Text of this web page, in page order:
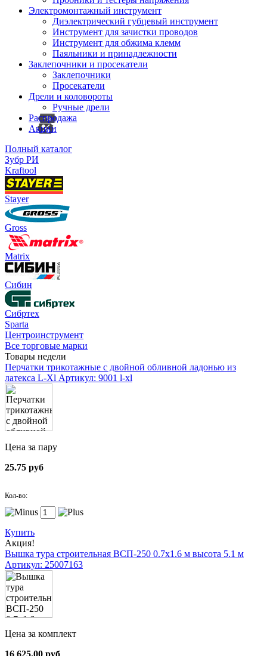
Электромонтажный инструмент
Диэлектрический губцевый инструмент
Инструмент для зачистки проводов
Инструмент для обжима клемм
Паяльники и принадлежности
Заклепочники и просекатели
Заклепочники
Просекатели
Дрели и коловороты
Ручные дрели
Распродажа
Акции
Полный каталог
Зубр РИ
Kraftool
Stayer
Gross
Matrix
Сибин
Сибртех
Sparta
Центроинструмент
Все торговые марки
Товары недели
Перчатки трикотажные с двойной обливной ладонью из
латекса L-Xl Артикул: 9001 l-xl
Цена за пару
25.75 руб
Кол-во:
Купить
Акция!
Вышка тура строительная ВСП-250 0.7х1.6 м высота 5.1 м
Артикул: 25007163
Цена за комплект
16 625.00 руб